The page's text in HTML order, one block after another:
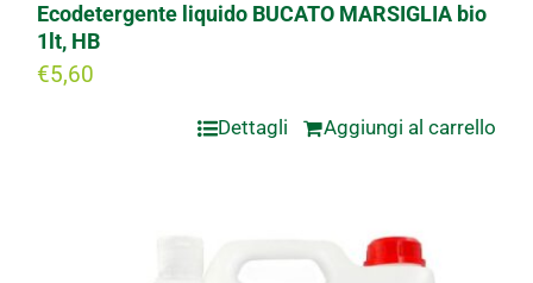
Ecodetergente liquido BUCATO MARSIGLIA bio
1lt, HB
€5,60
Aggiungi al carrello
Dettagli